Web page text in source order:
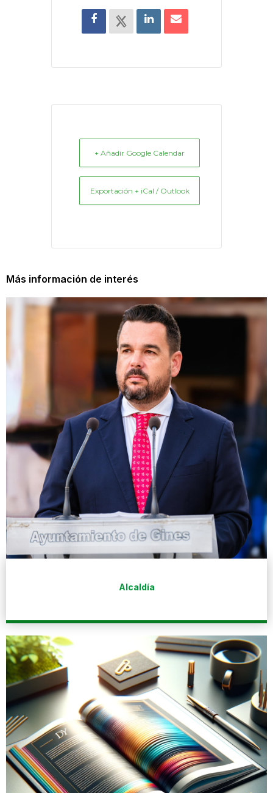
+ Añadir Google Calendar
Exportación + iCal / Outlook
Más información de interés
Alcaldía